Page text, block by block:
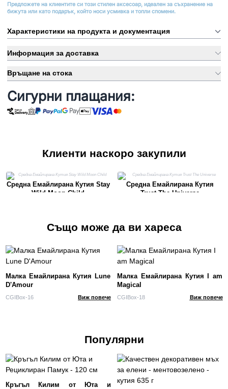
Предложете на клиентите си този стилен аксесоар, идеален за съхранение на
бижута или като подарък, който носи усмивка и топли спомени.
Характеристики на продукта и документация
Информация за доставка
Връщане на стока
Сигурни плащания:
Клиенти наскоро закупили
Средна Емайлирана Кутия Stay
Wild Moon Child
Средна Емайлирана Кутия
Trust The Universe
Също може да ви хареса
Малка Емайлирана Кутия Lune
D'Amour
CGIBox-16 Виж повече
Малка Емайлирана Кутия I am
Magical
CGIBox-18 Виж повече
Популярни
Кръгъл Килим от Юта и